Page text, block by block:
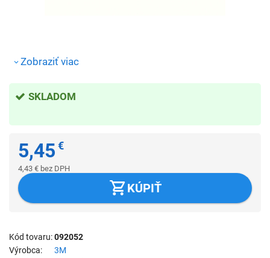
Zobraziť viac
SKLADOM
5,45 €
4,43 € bez DPH
KÚPIŤ
Kód tovaru 092052
Výrobca
3M